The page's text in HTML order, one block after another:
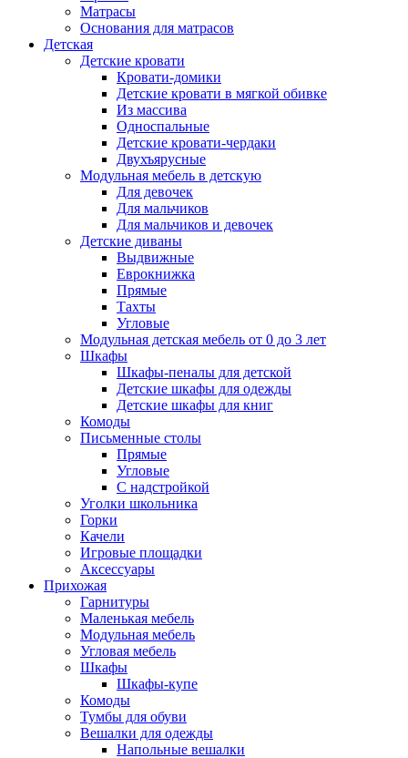
Матрасы
Основания для матрасов
Детская
Детские кровати
Кровати-домики
Детские кровати в мягкой обивке
Из массива
Односпальные
Детские кровати-чердаки
Двухъярусные
Модульная мебель в детскую
Для девочек
Для мальчиков
Для мальчиков и девочек
Детские диваны
Выдвижные
Еврокнижка
Прямые
Тахты
Угловые
Модульная детская мебель от 0 до 3 лет
Шкафы
Шкафы-пеналы для детской
Детские шкафы для одежды
Детские шкафы для книг
Комоды
Письменные столы
Прямые
Угловые
С надстройкой
Уголки школьника
Горки
Качели
Игровые площадки
Аксессуары
Прихожая
Гарнитуры
Маленькая мебель
Модульная мебель
Угловая мебель
Шкафы
Шкафы-купе
Комоды
Тумбы для обуви
Вешалки для одежды
Напольные вешалки